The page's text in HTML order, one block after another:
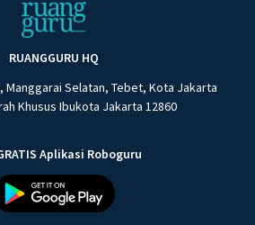
RUANGGURU HQ
Manggarai Selatan, Tebet, Kota Jakarta
Khusus Ibukota Jakarta 12860
Aplikasi Roboguru